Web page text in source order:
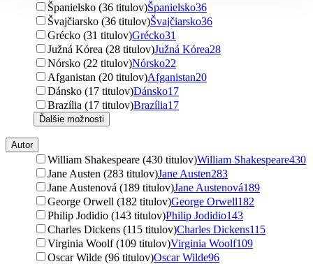
Španielsko (36 titulov)Španielsko36
Švajčiarsko (36 titulov)Švajčiarsko36
Grécko (31 titulov)Grécko31
Južná Kórea (28 titulov)Južná Kórea28
Nórsko (22 titulov)Nórsko22
Afganistan (20 titulov)Afganistan20
Dánsko (17 titulov)Dánsko17
Brazília (17 titulov)Brazília17
Ďalšie možnosti
Autor
William Shakespeare (430 titulov)William Shakespeare430
Jane Austen (283 titulov)Jane Austen283
Jane Austenová (189 titulov)Jane Austenová189
George Orwell (182 titulov)George Orwell182
Philip Jodidio (143 titulov)Philip Jodidio143
Charles Dickens (115 titulov)Charles Dickens115
Virginia Woolf (109 titulov)Virginia Woolf109
Oscar Wilde (96 titulov)Oscar Wilde96